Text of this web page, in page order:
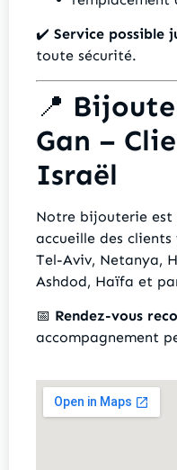
✔️ Service possible
toute sécurité.
📍
Gan –
Israël
Notre bijouterie est
accueille des clients
Tel-Aviv, Netanya,
Ashdod, Haïfa et
📅 Rendez-vous
accompagnement